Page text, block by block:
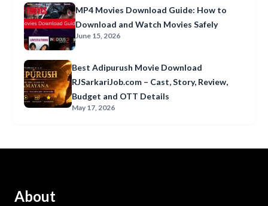
MP4 Movies Download Guide: How to
Download and Watch Movies Safely
June 15, 2026
Best Adipurush Movie Download
RJSarkariJob.com – Cast, Story, Review,
Budget and OTT Details
May 17, 2026
About